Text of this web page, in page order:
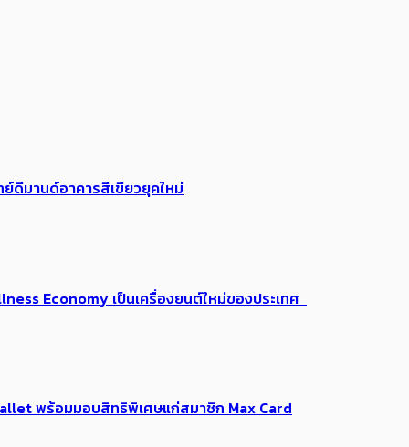
ย์ดีมานด์อาคารสีเขียวยุคใหม่
Economy เป็นเครื่องยนต์ใหม่ของประเทศ
พร้อมมอบสิทธิพิเศษแก่สมาชิก Max Card